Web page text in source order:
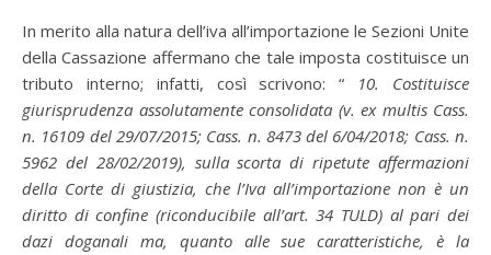
In merito alla natura dell’iva all’importazione le Sezioni Unite
della Cassazione affermano che tale imposta costituisce un
tributo interno; infatti, così scrivono: “ 10. Costituisce
giurisprudenza assolutamente consolidata (v. ex multis Cass.
n. 16109 del 29/07/2015; Cass. n. 8473 del 6/04/2018; Cass. n.
5962 del 28/02/2019), sulla scorta di ripetute affermazioni
della Corte di giustizia, che l’Iva all’importazione non è un
diritto di confine (riconducibile all’art. 34 TULD) al pari dei
dazi doganali ma, quanto alle sue caratteristiche, è la